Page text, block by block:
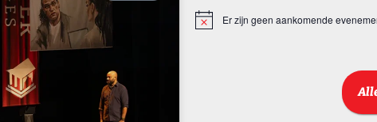
BerichtEr zijn geen aankomende